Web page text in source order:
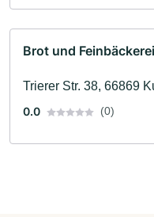
Brot und
Trierer Str. 38, 66869
0.0
(0)